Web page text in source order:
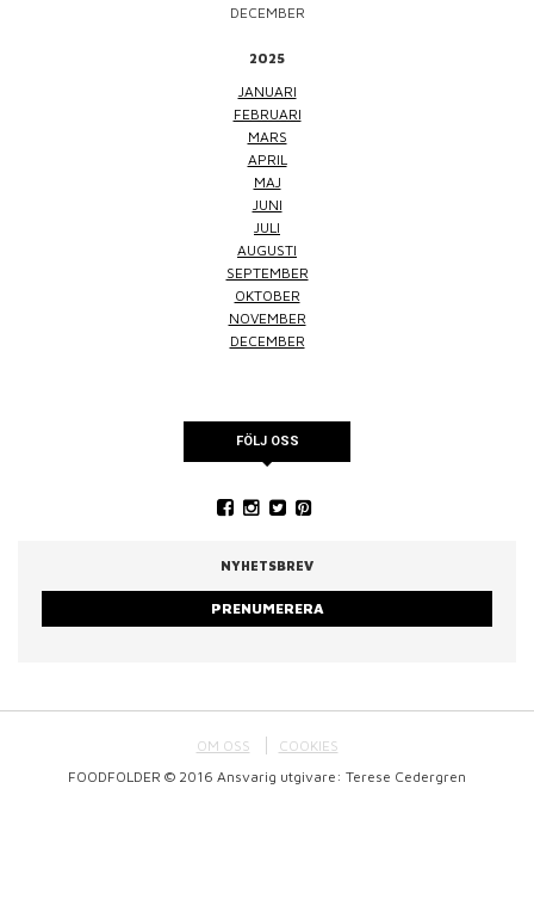
DECEMBER
2025
JANUARI
FEBRUARI
MARS
APRIL
MAJ
JUNI
JULI
AUGUSTI
SEPTEMBER
OKTOBER
NOVEMBER
DECEMBER
FÖLJ OSS
NYHETSBREV
PRENUMERERA
OM OSS
COOKIES
FOODFOLDER © 2016 Ansvarig utgivare: Terese Cedergren